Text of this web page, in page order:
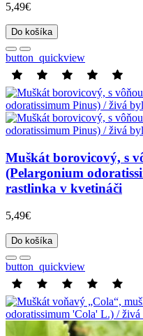
5,49€
Do košíka
button_quickview
Muškát borovicový, s
(Pelargonium
rastlinka v kvetináči
5,49€
Do košíka
button_quickview